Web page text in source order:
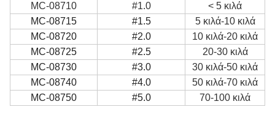
MC-08710
#1.0
< 5 κιλά
MC-08715
#1.5
5 κιλά-10 κιλά
MC-08720
#2.0
10 κιλά-20 κιλά
MC-08725
#2.5
20-30 κιλά
MC-08730
#3.0
30 κιλά-50 κιλά
MC-08740
#4.0
50 κιλά-70 κιλά
MC-08750
#5.0 70-100 κιλά